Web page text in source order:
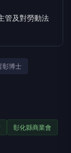
管及對勞動法
彰博士
彰化縣商業會